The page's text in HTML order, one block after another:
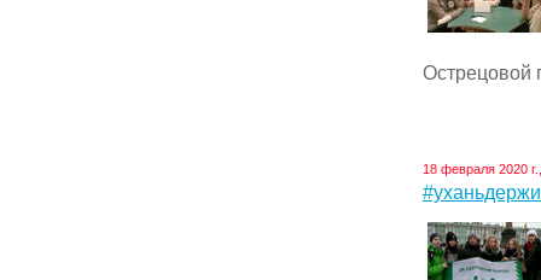
Острецовой
18 февраля 2020